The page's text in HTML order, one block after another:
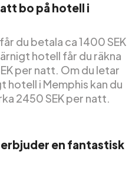
bo på hotell i
du betala ca 1400 SEK
hotell får du räkna
per natt. Om du letar
i Memphis kan du
2450 SEK per natt.
en fantastisk